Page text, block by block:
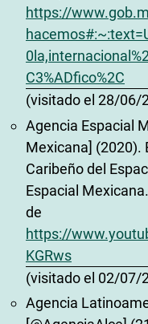
https://
C3%ADfico%2C
(visitado el 28/06/
Agencia Espacial
Mexicana] (2020).
Caribeño del
Espacial
de
https://
KGRws
(visitado el 02/07/
Agencia